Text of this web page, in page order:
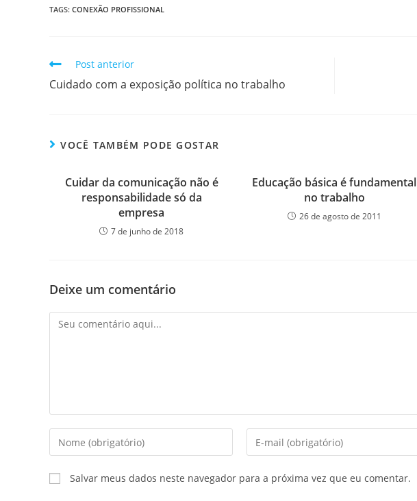
TAGS: CONEXÃO PROFISSIONAL
Post anterior
Cuidado com a exposição política no trabalho
VOCÊ TAMBÉM PODE GOSTAR
Cuidar da comunicação não é
responsabilidade só da
empresa
7 de junho de 2018
Educação básica é fundamental
no trabalho
26 de agosto de 2011
Deixe um comentário
Salvar meus dados neste navegador para a próxima vez que eu comentar.